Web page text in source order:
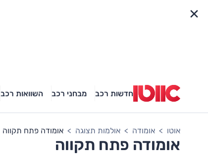
חדשות רכב מבחני רכב השוואות רכב
אוטו אומודה אולמות תצוגה אומודה פתח תקווה
אומודה פתח תקווה